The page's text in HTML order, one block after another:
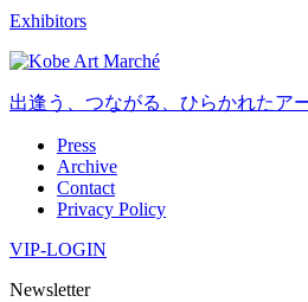
Exhibitors
出逢う、つながる、ひらかれたア
Press
Archive
Contact
Privacy Policy
VIP-LOGIN
Newsletter